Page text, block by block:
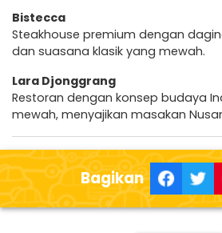
Bistecca
Steakhouse premium dengan
dan suasana klasik yang mewah.
Lara Djonggrang
Restoran dengan konsep budaya
mewah, menyajikan masakan
Bagikan